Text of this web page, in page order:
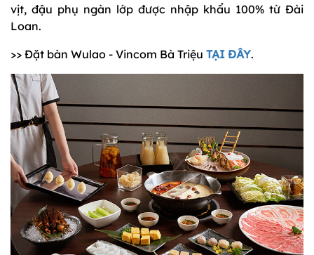
vịt, đậu phụ ngàn lớp được nhập khẩu 100% từ Đài
Loan.
>> Đặt bàn Wulao - Vincom Bà Triệu TẠI ĐÂY.